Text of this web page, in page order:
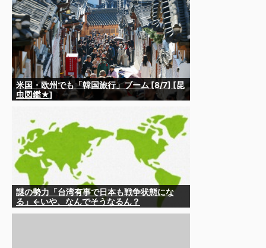
米国・欧州でも「韓国旅行」ブーム [8/7] [昆
虫図鑑★]
謎の勢力「台湾有事で日本も戦争状態にな
る」←いや、なんでそうなるん？